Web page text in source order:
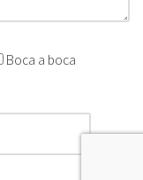
Boca a boca